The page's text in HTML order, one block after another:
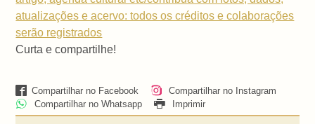
atualizações e acervo: todos os créditos e colaborações
serão registrados
Curta e compartilhe!
Compartilhar no Facebook
Compartilhar no Instagram
Compartilhar no Whatsapp
Imprimir